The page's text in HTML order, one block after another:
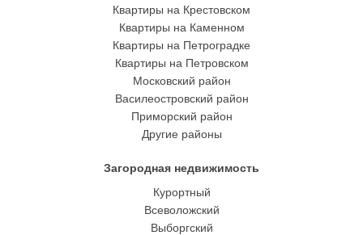
Квартиры на Крестовском
Квартиры на Каменном
Квартиры на Петроградке
Квартиры на Петровском
Московский район
Василеостровский район
Приморский район
Другие районы
Загородная недвижимость
Курортный
Всеволожский
Выборгский